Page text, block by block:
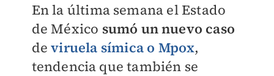
En la última semana el Estado
de México sumó un nuevo caso
deviruela símica o Mpox,
tendencia que también se